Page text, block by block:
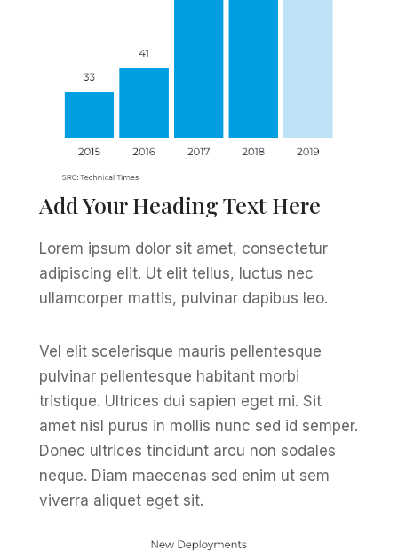
Add Your Heading Text Here
Lorem ipsum dolor sit amet, consectetur
adipiscing elit. Ut elit tellus, luctus nec
ullamcorper mattis, pulvinar dapibus leo.
Vel elit scelerisque mauris pellentesque
pulvinar pellentesque habitant morbi
tristique. Ultrices dui sapien eget mi. Sit
amet nisl purus in mollis nunc sed id semper.
Donec ultrices tincidunt arcu non sodales
neque. Diam maecenas sed enim ut sem
viverra aliquet eget sit.